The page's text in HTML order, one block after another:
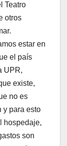
Teatro
otros
estar en
el país
UPR,
existe,
no es
y para esto
hospedaje,
son